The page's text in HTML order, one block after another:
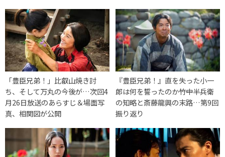
「豊臣兄弟！」比叡山焼き討
ち、そして万丸の今後が…次回4
月26日放送のあらすじ＆場面写
真、相関図が公開
『豊臣兄弟！』直を失った小一
郎は何を誓ったのか――竹中半兵衛
の知略と斎藤龍興の末路…第9回
振り返り